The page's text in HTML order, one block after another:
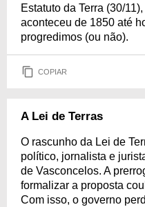
Estatuto da Terra (30/
aconteceu de 1850 até
progredimos (ou não).
COPIAR
A Lei de Terras
O rascunho da Lei de
político, jornalista e
de Vasconcelos. A
formalizar a proposta
Com isso, o governo